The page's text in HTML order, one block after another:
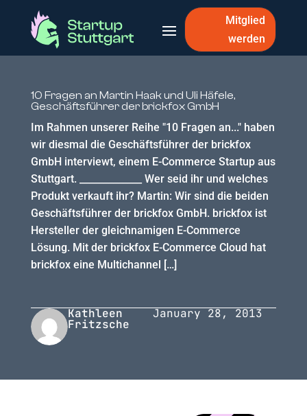
Mitglied
werden
10 Fragen an Martin Haak und Uli Häfele,
Geschäftsführer der brickfox GmbH
Im Rahmen unserer Reihe "10 Fragen an..." haben
wir diesmal die Geschäftsführer der brickfox
GmbH interviewt, einem E-Commerce Startup aus
Stuttgart. _____________ Wer seid ihr und welches
Produkt verkauft ihr? Martin: Wir sind die beiden
Geschäftsführer der brickfox GmbH. brickfox ist
Hersteller der gleichnamigen E-Commerce
Lösung. Mit der brickfox E-Commerce Cloud hat
brickfox eine Multichannel […]
Kathleen
Fritzsche
January 28, 2013